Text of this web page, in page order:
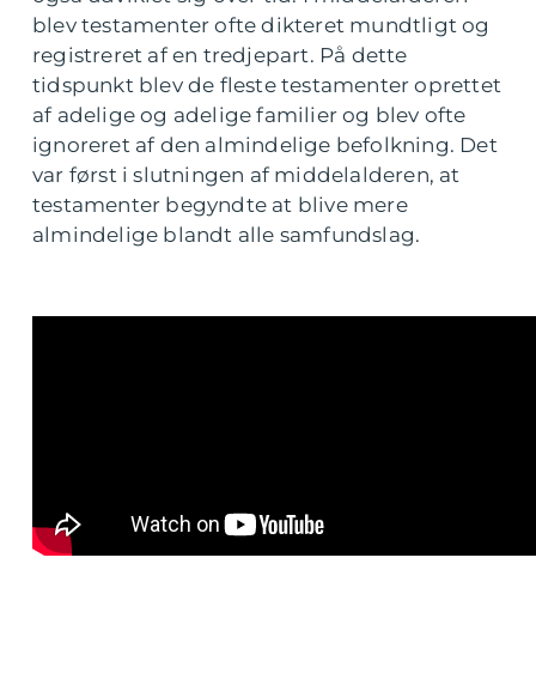
blev testamenter ofte dikteret mundtligt og
registreret af en tredjepart. På dette
tidspunkt blev de fleste testamenter oprettet
af adelige og adelige familier og blev ofte
ignoreret af den almindelige befolkning. Det
var først i slutningen af middelalderen, at
testamenter begyndte at blive mere
almindelige blandt alle samfundslag.